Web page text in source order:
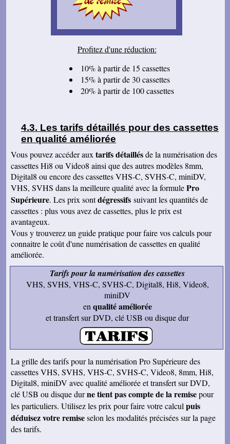
cordialement.
les prix . merci beaucoup Cordialement
Je suis très très très satisfait de votre travail.
Continuez comme ça. Je pense que c'est votre
meilleure publicité, c'est la qualité du travail que
vous faites. Je vous souhaite bonne journée et
Colis reçu ce jour, satisfait du bon travail réalisé
par vos soins. Merci encore, Cordialement
j'ai bien reçu les CD et les K7 en retour, merci
de cet excellent traitement. Très bons résultats
Pascal R
bonjour bien reçu le colis samedi après
visionnage le travail est superbe
Francis C
J' ai bien reçu votre envoi Les premières
visualisations montrent un beau travail, et
rappellent de nombreux souvenirs Merci Je
reviendrai sans doute auprès de vous et vous
ferai de la publicité Bien sincèrement
Bien reçu! Reste à monter pour éliminer ! A
bientôt pour du 8 et sup8mm.
Le colis est effectivement arrivé le 24, la veille
de Noël, c'était parfait. Elle est très contente de
pouvoir passer à nouveau un moment avec ses
amis et son mari, presque tous décédés.
Encore merci pour votre efficacité. Je vous ferai
de la pub si l'occasion se présente ! Je vous
souhaite une bonne année avec beaucoup de
Séverine L
J'ai reçu le colis . Merci ça a l'air impeccable !
Bonnes fêtes et à très bientôt pour d'autres
travaux.
Josiane B
Fantastique. Encore merci. Je vous remercie
beaucoup de la rapidité avec laquelle vous avez
Profitez d'une réduction:
10% à partir de 15 cassettes
15% à partir de 30 cassettes
20% à partir de 100 cassettes
Les tarifs détaillés pour des cassettes
en qualité améliorée
Vous pouvez accéder aux tarifs détaillésde la numérisation des
cassettes Hi8 ou Video8 ainsi que des autres modèles 8mm,
Digital8 ou encore des cassettes VHS-C, SVHS-C, miniDV,
VHS, SVHS dans la meilleure qualité avec la formulePro
Supérieure. Les prix sontdégressifs suivant les quantités de
cassettes : plus vous avez de cassettes, plus le prix est
avantageux.
Vous y trouverez un guide pratique pour faire vos calculs pour
connaitre le coût d'une numérisation de cassettes en qualité
améliorée.
Tarifs pour la numérisation des cassettes
VHS, SVHS, VHS-C, SVHS-C, Digital8, Hi8, Video8,
miniDV
en qualité améliorée
et transfert sur DVD, clé USB ou disque dur
La grille des tarifs pour la numérisation Pro Supérieure des
cassettes VHS, SVHS, VHS-C, SVHS-C, Video8, 8mm, Hi8,
Digital8, miniDV avec qualité améliorée et transfert sur DVD,
clé USB ou disque durne tient pas compte de la remisepour
les particuliers. Utilisez les prix pour faire votre calcul puis
déduisez votre remiseselon les modalités précisées sur la page
des tarifs.